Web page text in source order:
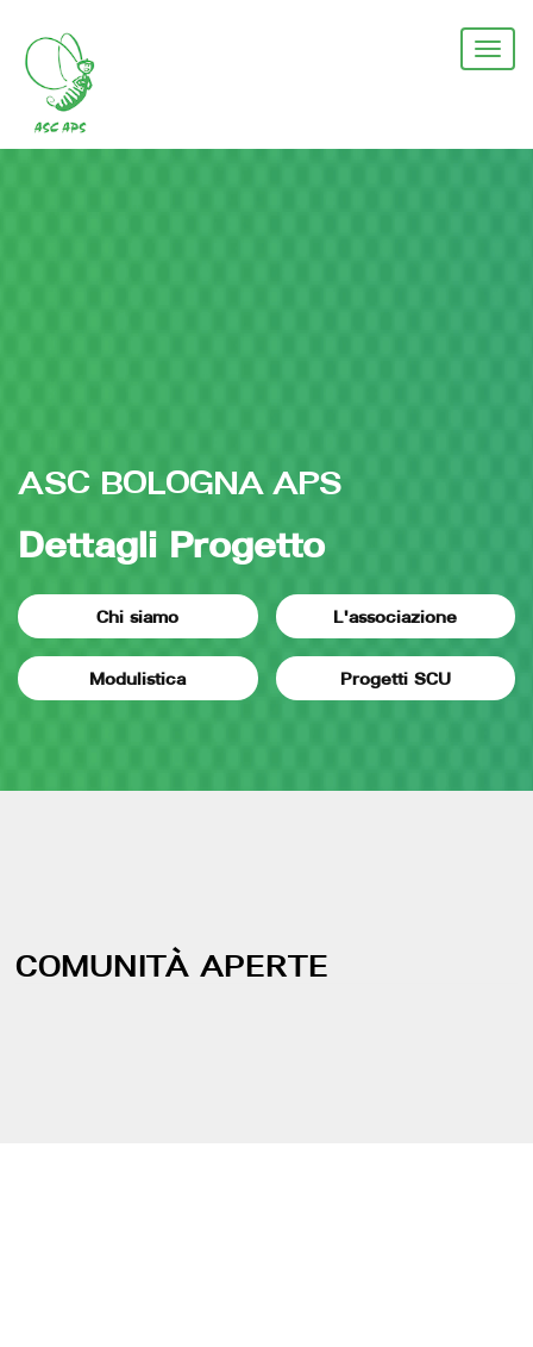
contenuto
principale
ASC BOLOGNA APS
Dettagli Progetto
Chi siamo L'associazione
Modulistica Progetti SCU
COMUNITÀ APERTE